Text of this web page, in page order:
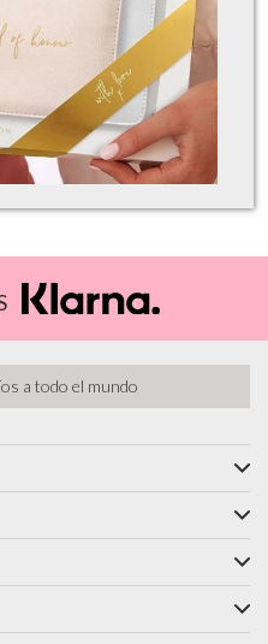
a todo el mundo